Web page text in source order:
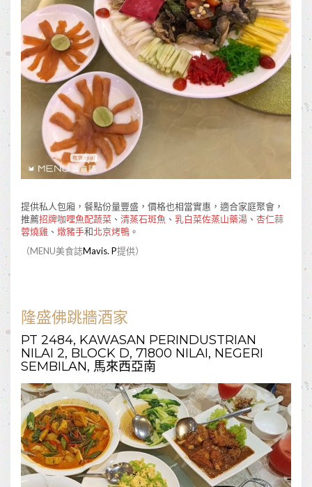
提供私人包廂，餐點份量豐盛，價格也相當實惠，適合家庭聚會，
推薦招牌咖哩魚配蔬菜 、 清蒸石斑魚 、 乳白菜佐蒸山藥湯 、 杏仁蒜
蓉燒雞 、 燉豬手和北京烤鴨 。
（MENU美食誌Mavis. P提供）
隆盛佛跳牆酒家
PT 2484, KAWASAN PERINDUSTRIAN
NILAI 2, BLOCK D, 71800 NILAI, NEGERI
SEMBILAN, 馬來西亞南